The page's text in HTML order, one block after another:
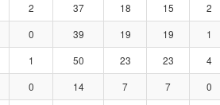
2 37 18 15 2
0 39 19 19 1
1 50 23 23 4
0 14 7 7 0